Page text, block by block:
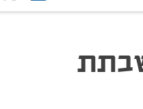
תפוצה